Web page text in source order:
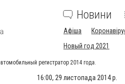
Новини
Афіша
Новый год 2021
регистратор 2014 года.
16:00, 29 листопада 2014 р.